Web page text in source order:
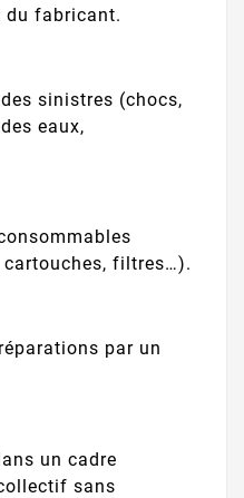
du fabricant.
sinistres (chocs,
eaux,
filtres…).
par un
un cadre
sans